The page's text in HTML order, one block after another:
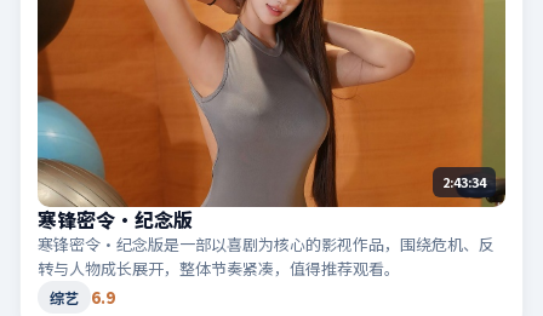
2:43:34
寒锋密令·纪念版
寒锋密令·纪念版是一部以喜剧为核心的影视作品，围绕危机、反
转与人物成长展开，整体节奏紧凑，值得推荐观看。
综艺 6.9